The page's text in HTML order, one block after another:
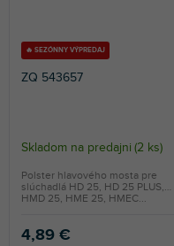
🔥 SEZÓNNY VÝPREDAJ
ZQ 543657
Skladom na predajni (2 ks)
4,89 €
Polster hlavového mosta pre
slúchadlá HD 25, HD 25 PLUS,
HMD 25, HME 25, HMEC...